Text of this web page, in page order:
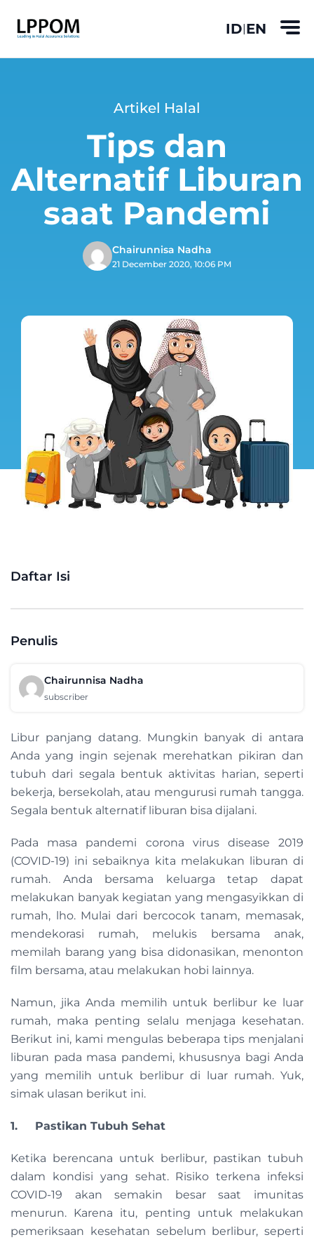
ID|EN
Artikel Halal
Tips dan
Alternatif Liburan
saat Pandemi
Chairunnisa Nadha
21 December 2020, 10:06 PM
Daftar Isi
Penulis
Chairunnisa Nadha
subscriber
Libur panjang datang. Mungkin banyak di antara
Anda yang ingin sejenak merehatkan pikiran dan
tubuh dari segala bentuk aktivitas harian, seperti
bekerja, bersekolah, atau mengurusi rumah tangga.
Segala bentuk alternatif liburan bisa dijalani.
Pada masa pandemi corona virus disease 2019
(COVID-19) ini sebaiknya kita melakukan liburan di
rumah. Anda bersama keluarga tetap dapat
melakukan banyak kegiatan yang mengasyikkan di
rumah, lho. Mulai dari bercocok tanam, memasak,
mendekorasi rumah, melukis bersama anak,
memilah barang yang bisa didonasikan, menonton
film bersama, atau melakukan hobi lainnya.
Namun, jika Anda memilih untuk berlibur ke luar
rumah, maka penting selalu menjaga kesehatan.
Berikut ini, kami mengulas beberapa tips menjalani
liburan pada masa pandemi, khususnya bagi Anda
yang memilih untuk berlibur di luar rumah. Yuk,
simak ulasan berikut ini.
1. Pastikan Tubuh Sehat
Ketika berencana untuk berlibur, pastikan tubuh
dalam kondisi yang sehat. Risiko terkena infeksi
COVID-19 akan semakin besar saat imunitas
menurun. Karena itu, penting untuk melakukan
pemeriksaan kesehatan sebelum berlibur, seperti